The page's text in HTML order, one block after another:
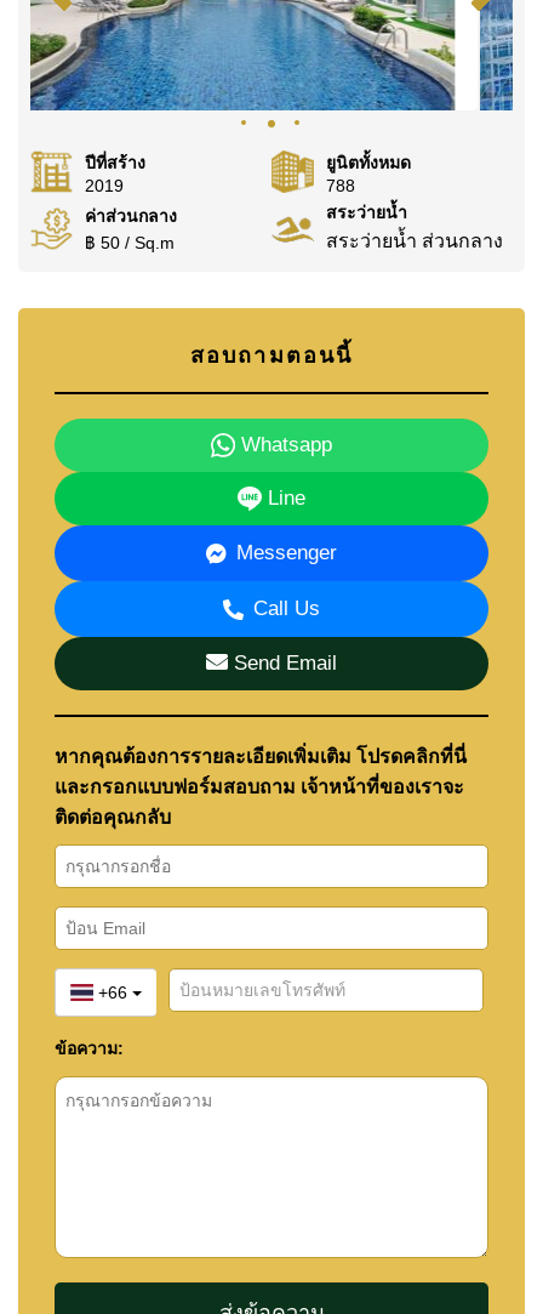
ปีที่สร้าง
2019
ยูนิตทั้งหมด
788
ค่าส่วนกลาง
฿ 50 / Sq.m
สระว่ายน้ำ
สระว่ายน้ำ ส่วนกลาง
สอบถามตอนนี้
Whatsapp
Line
Messenger
Call Us
Send Email
หากคุณต้องการรายละเอียดเพิ่มเติม โปรดคลิกที่นี่
และกรอกแบบฟอร์มสอบถาม เจ้าหน้าที่ของเราจะ
ติดต่อคุณกลับ
+66
ข้อความ: